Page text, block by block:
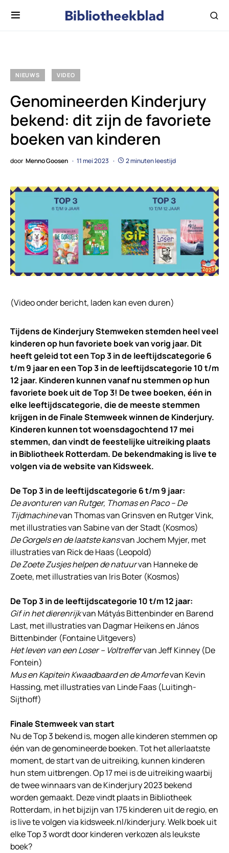
NIEUWS VIDEO
Genomineerden Kinderjury
bekend: dit zijn de favoriete
boeken van kinderen
door Menno Goosen 11 mei 2023 2 minuten leestijd
(Video onder bericht, laden kan even duren)
Tijdens de Kinderjury Stemweken stemden heel veel
kinderen op hun favoriete boek van vorig jaar. Dit
heeft geleid tot een Top 3 in de leeftijdscategorie 6
t/m 9 jaar en een Top 3 in de leeftijdscategorie 10 t/m
12 jaar. Kinderen kunnen vanaf nu stemmen op hun
favoriete boek uit de Top 3! De twee boeken, één in
elke leeftijdscategorie, die de meeste stemmen
krijgen in de Finale Stemweek winnen de Kinderjury.
Kinderen kunnen tot woensdagochtend 17 mei
stemmen, dan vindt de feestelijke uitreiking plaats
in Bibliotheek Rotterdam. De bekendmaking is live te
volgen via de website van Kidsweek.
De Top 3 in de leeftijdscategorie 6 t/m 9 jaar:
De avonturen van Rutger, Thomas en Paco – De
Tijdmachinevan Thomas van Grinsven en Rutger Vink,
met illustraties van Sabine van der Stadt (Kosmos)
De Gorgels en de laatste kansvan Jochem Myjer, met
illustraties van Rick de Haas (Leopold)
De Zoete Zusjes helpen de natuurvan Hanneke de
Zoete, met illustraties van Iris Boter (Kosmos)
De Top 3 in de leeftijdscategorie 10 t/m 12 jaar:
Gif in het dierenrijkvan Mátyás Bittenbinder en Barend
Last, met illustraties van Dagmar Heikens en János
Bittenbinder (Fontaine Uitgevers)
Het leven van een Loser – Voltreffervan Jeff Kinney (De
Fontein)
Mus en Kapitein Kwaadbaard en de Amorfevan Kevin
Hassing, met illustraties van Linde Faas (Luitingh-
Sijthoff)
Finale Stemweek van start
Nu de Top 3 bekend is, mogen alle kinderen stemmen op
één van de genomineerde boeken. Tot het allerlaatste
moment, de start van de uitreiking, kunnen kinderen
hun stem uitbrengen. Op 17 mei is de uitreiking waarbij
de twee winnaars van de Kinderjury 2023 bekend
worden gemaakt. Deze vindt plaats in Bibliotheek
Rotterdam, in het bijzijn van 175 kinderen uit de regio, en
is live te volgen via kidsweek.nl/kinderjury. Welk boek uit
elke Top 3 wordt door kinderen verkozen als leukste
boek?